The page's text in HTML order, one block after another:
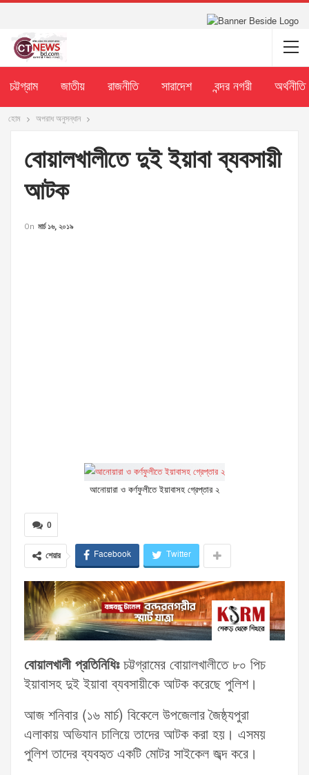
চট্টগ্রাম জাতীয় রাজনীতি সারাদেশ বন্দর নগরী অর্থনীতি
হোম অপরাধ অনুসন্ধান
বোয়ালখালীতে দুই ইয়াবা ব্যবসায়ী
আটক
On মার্চ ১৬, ২০১৯
আনোয়ারা ও কর্ণফুলীতে ইয়াবাসহ গ্রেপ্তার ২
0
শেয়ার Facebook Twitter
বোয়ালখালী প্রতিনিধিঃচট্টগ্রামের বোয়ালখালীতে ৮০ পিচ
ইয়াবাসহ দুই ইয়াবা ব্যবসায়ীকে আটক করেছে পুলিশ।
আজ শনিবার (১৬ মার্চ) বিকেলে উপজেলার জৈষ্ঠ্যপুরা
এলাকায় অভিযান চালিয়ে তাদের আটক করা হয়। এসময়
পুলিশ তাদের ব্যবহৃত একটি মোটর সাইকেল জব্দ করে।